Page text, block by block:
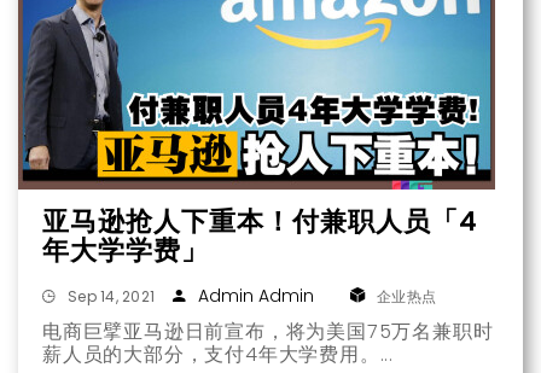
亚马逊抢人下重本！付兼职人员「4
年大学学费」
Sep 14, 2021 Admin Admin 企业热点
电商巨擘亚马逊日前宣布，将为美国75万名兼职时
薪人员的大部分，支付4年大学费用。